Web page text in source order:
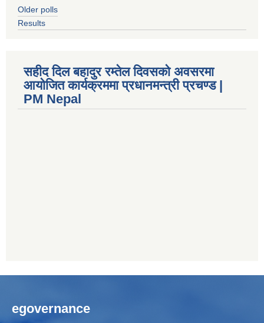
Older polls
Results
सहीद दिल बहादुर रम्तेल दिवसको अवसरमा
आयोजित कार्यक्रममा प्रधानमन्त्री प्रचण्ड |
PM Nepal
egovernance